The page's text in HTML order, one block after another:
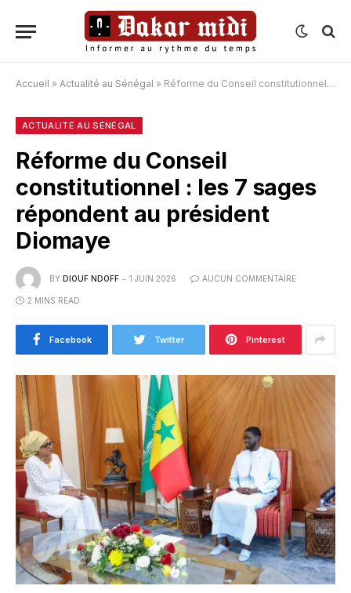
Accueil » Actualité au Sénégal » Réforme du Conseil constitutionnel : les 7 sages répondent au président Diomaye
ACTUALITÉ AU SÉNÉGAL
Réforme du Conseil
constitutionnel : les 7 sages
répondent au président
Diomaye
BY DIOUF NDOFF 1 JUIN 2026 AUCUN COMMENTAIRE
2 MINS READ
Facebook Twitter Pinterest